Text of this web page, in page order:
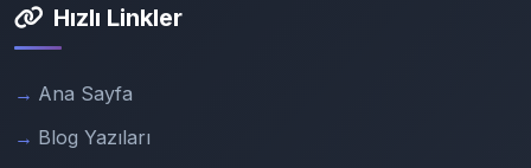
Hızlı Linkler
Ana Sayfa
Blog Yazıları